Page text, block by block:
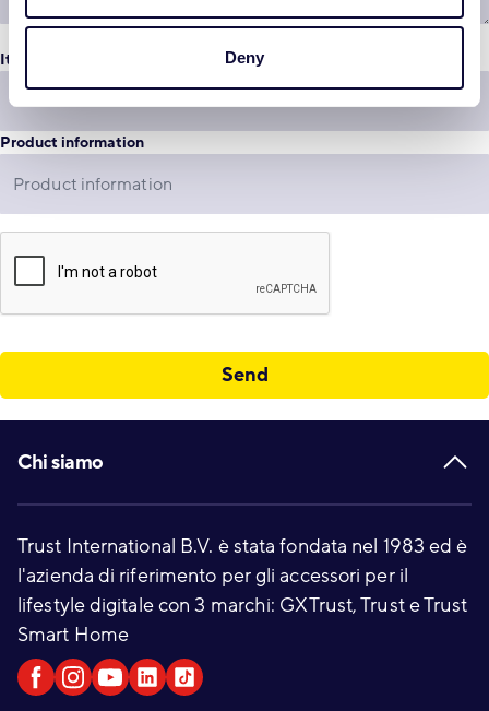
Deny
Item number
Product information
Send
Footer
Chi siamo
Trust International B.V. è stata fondata nel 1983 ed è
l'azienda di riferimento per gli accessori per il
lifestyle digitale con 3 marchi: GXTrust, Trust e Trust
Smart Home